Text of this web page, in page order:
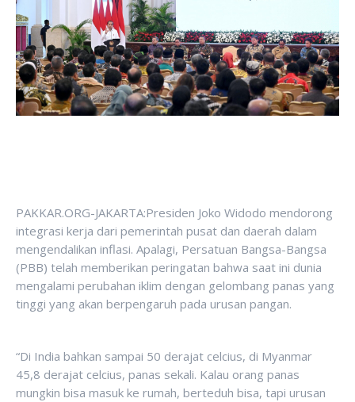
PAKKAR.ORG-JAKARTA:Presiden Joko Widodo mendorong
integrasi kerja dari pemerintah pusat dan daerah dalam
mengendalikan inflasi. Apalagi, Persatuan Bangsa-Bangsa
(PBB) telah memberikan peringatan bahwa saat ini dunia
mengalami perubahan iklim dengan gelombang panas yang
tinggi yang akan berpengaruh pada urusan pangan.
“Di India bahkan sampai 50 derajat celcius, di Myanmar
45,8 derajat celcius, panas sekali. Kalau orang panas
mungkin bisa masuk ke rumah, berteduh bisa, tapi urusan